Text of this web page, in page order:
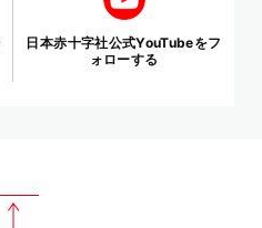
日本赤十字社公式YouTubeをフ
ォローする